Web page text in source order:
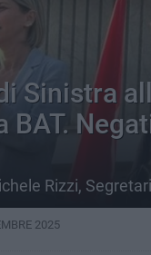
Sinistra
Rizzi,
2025